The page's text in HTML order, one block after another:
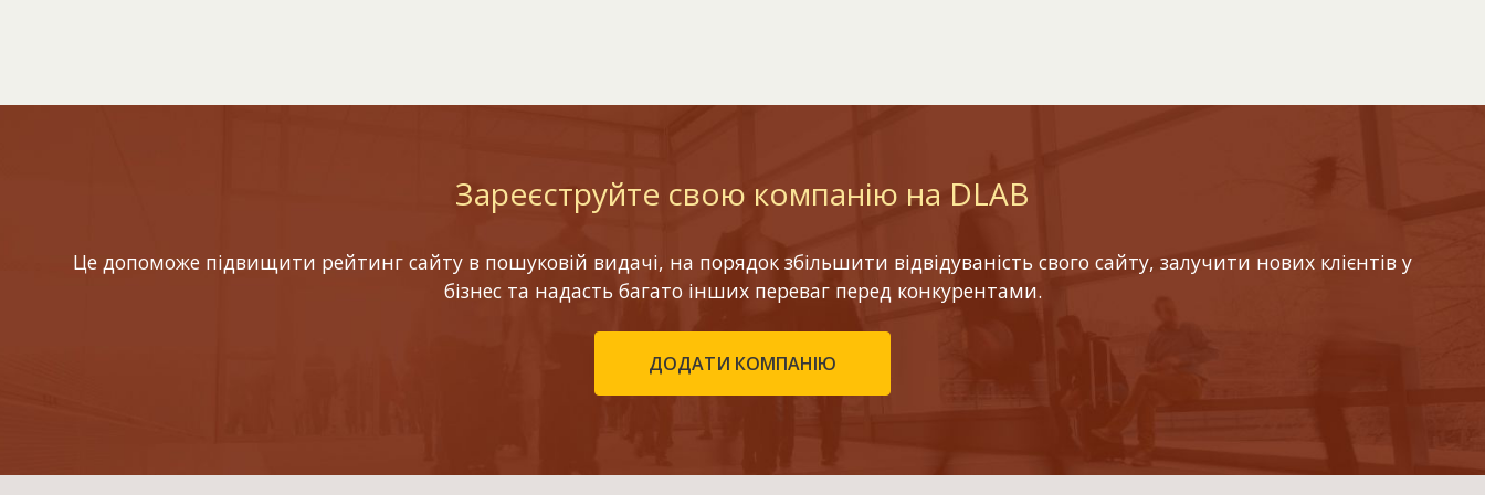
Зареєструйте свою компанію на DLAB
Це допоможе підвищити рейтинг сайту в пошуковій видачі, на порядок збільшити відвідуваність свого сайту, залучити нових клієнтів у
бізнес та надасть багато інших переваг перед конкурентами.
ДОДАТИ КОМПАНІЮ